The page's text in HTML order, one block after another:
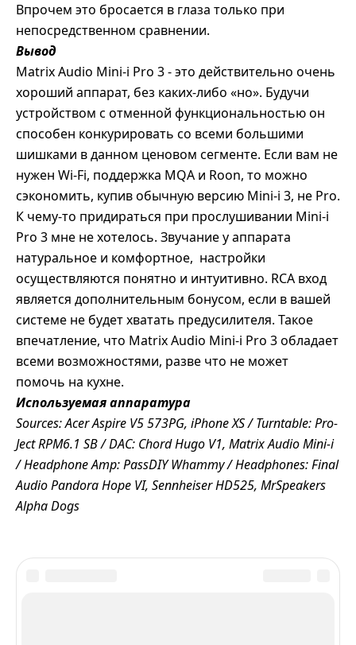
Впрочем это бросается в глаза только при
непосредственном сравнении.
Вывод
Matrix Audio Mini-i Pro 3 - это действительно очень
хороший аппарат, без каких-либо «но». Будучи
устройством с отменной функциональностью он
способен конкурировать со всеми большими
шишками в данном ценовом сегменте. Если вам не
нужен Wi-Fi, поддержка MQA и Roon, то можно
сэкономить, купив обычную версию Mini-i 3, не Pro.
К чему-то придираться при прослушивании Mini-i
Pro 3 мне не хотелось. Звучание у аппарата
натуральное и комфортное, настройки
осуществляются понятно и интуитивно. RCA вход
является дополнительным бонусом, если в вашей
системе не будет хватать предусилителя. Такое
впечатление, что Matrix Audio Mini-i Pro 3 обладает
всеми возможностями, разве что не может
помочь на кухне.
Используемая аппаратура
Sources: Acer Aspire V5 573PG, iPhone XS / Turntable: Pro-
Ject RPM6.1 SB / DAC: Chord Hugo V1, Matrix Audio Mini-i
/ Headphone Amp: PassDIY Whammy / Headphones: Final
Audio Pandora Hope VI, Sennheiser HD525, MrSpeakers
Alpha Dogs